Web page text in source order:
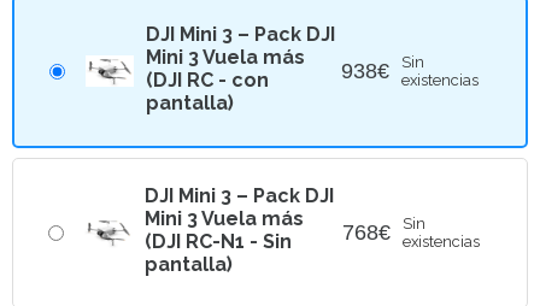
DJI Mini 3 – Pack DJI
Mini 3 Vuela más
(DJI RC - con
pantalla)
938€
Sin
existencias
DJI Mini 3 – Pack DJI
Mini 3 Vuela más
(DJI RC-N1 - Sin
pantalla)
768€
Sin
existencias